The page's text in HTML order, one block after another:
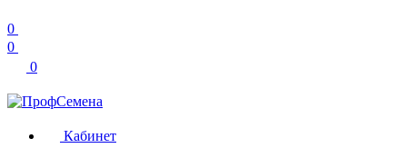
0
0
0
Кабинет